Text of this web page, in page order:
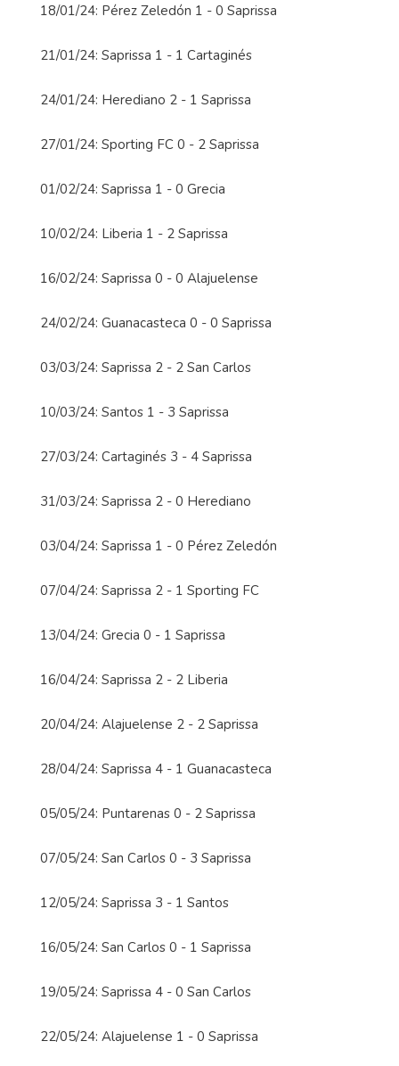
18/01/24: Pérez Zeledón 1 - 0 Saprissa
21/01/24: Saprissa 1 - 1 Cartaginés
24/01/24: Herediano 2 - 1 Saprissa
27/01/24: Sporting FC 0 - 2 Saprissa
01/02/24: Saprissa 1 - 0 Grecia
10/02/24: Liberia 1 - 2 Saprissa
16/02/24: Saprissa 0 - 0 Alajuelense
24/02/24: Guanacasteca 0 - 0 Saprissa
03/03/24: Saprissa 2 - 2 San Carlos
10/03/24: Santos 1 - 3 Saprissa
27/03/24: Cartaginés 3 - 4 Saprissa
31/03/24: Saprissa 2 - 0 Herediano
03/04/24: Saprissa 1 - 0 Pérez Zeledón
07/04/24: Saprissa 2 - 1 Sporting FC
13/04/24: Grecia 0 - 1 Saprissa
16/04/24: Saprissa 2 - 2 Liberia
20/04/24: Alajuelense 2 - 2 Saprissa
28/04/24: Saprissa 4 - 1 Guanacasteca
05/05/24: Puntarenas 0 - 2 Saprissa
07/05/24: San Carlos 0 - 3 Saprissa
12/05/24: Saprissa 3 - 1 Santos
16/05/24: San Carlos 0 - 1 Saprissa
19/05/24: Saprissa 4 - 0 San Carlos
22/05/24: Alajuelense 1 - 0 Saprissa